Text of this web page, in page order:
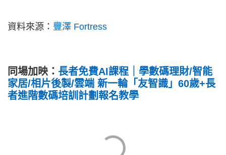
資料來源： 豐澤 Fortress
同場加映： 長者免費AI課程｜學數碼理財/智能
家居/相片後製/雲端 新一輪「友智識」60歲+長
者進階數碼培訓計劃報名教學